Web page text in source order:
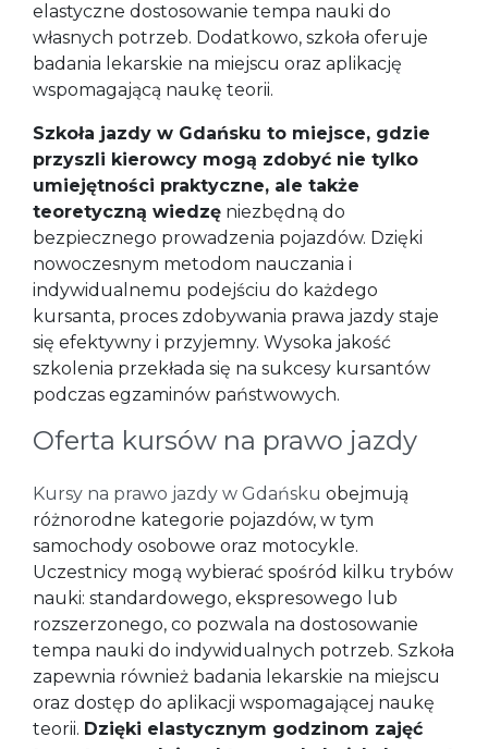
elastyczne dostosowanie tempa nauki do
własnych potrzeb. Dodatkowo, szkoła oferuje
badania lekarskie na miejscu oraz aplikację
wspomagającą naukę teorii.
Szkoła jazdy w Gdańsku to miejsce, gdzie
przyszli kierowcy mogą zdobyć nie tylko
umiejętności praktyczne, ale także
teoretyczną wiedzę niezbędną do
bezpiecznego prowadzenia pojazdów. Dzięki
nowoczesnym metodom nauczania i
indywidualnemu podejściu do każdego
kursanta, proces zdobywania prawa jazdy staje
się efektywny i przyjemny. Wysoka jakość
szkolenia przekłada się na sukcesy kursantów
podczas egzaminów państwowych.
Oferta kursów na prawo jazdy
Kursy na prawo jazdy w Gdańsku obejmują
różnorodne kategorie pojazdów, w tym
samochody osobowe oraz motocykle.
Uczestnicy mogą wybierać spośród kilku trybów
nauki: standardowego, ekspresowego lub
rozszerzonego, co pozwala na dostosowanie
tempa nauki do indywidualnych potrzeb. Szkoła
zapewnia również badania lekarskie na miejscu
oraz dostęp do aplikacji wspomagającej naukę
teorii. Dzięki elastycznym godzinom zajęć